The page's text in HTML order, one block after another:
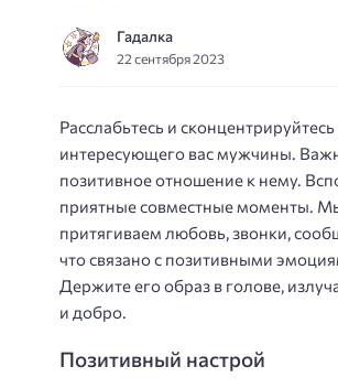
Гадалка
22 сентября 2023
Расслабьтесь и
интересующего вас мужчины.
позитивное отношение к нему.
приятные совместные моменты.
притягиваем любовь, звонки,
что связано с позитивными
Держите его образ в голове,
и добро.
Позитивный настрой